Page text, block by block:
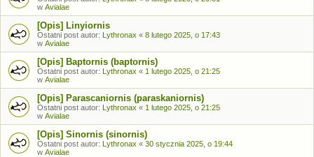
w Avialae
[Opis] Linyiornis
Ostatni post autor: Lythronax « 8 lutego 2025, o 17:43
w Avialae
[Opis] Baptornis (baptornis)
Ostatni post autor: Lythronax « 1 lutego 2025, o 21:25
w Avialae
[Opis] Parascaniornis (paraskaniornis)
Ostatni post autor: Lythronax « 1 lutego 2025, o 21:25
w Avialae
[Opis] Sinornis (sinornis)
Ostatni post autor: Lythronax « 30 stycznia 2025, o 19:44
w Avialae